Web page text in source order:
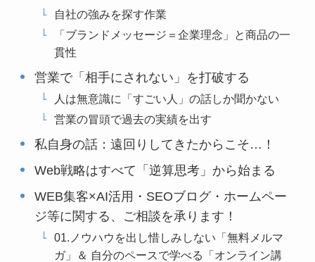
自社の強みを探す作業
「ブランドメッセージ＝企業理念」と商品の一
貫性
営業で「相手にされない」を打破する
人は無意識に「すごい人」の話しか聞かない
営業の冒頭で過去の実績を出す
私自身の話：遠回りしてきたからこそ…！
Web戦略はすべて「逆算思考」から始まる
WEB集客×AI活用・SEOブログ・ホームペー
ジ等に関する、ご相談を承ります！
01.ノウハウを出し惜しみしない「無料メルマ
ガ」＆ 自分のペースで学べる「オンライン講